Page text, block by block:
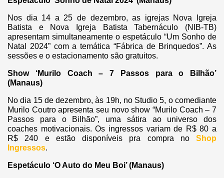
Nos dia 14 a 25 de dezembro, as igrejas Nova Igreja
Batista e Nova Igreja Batista Tabernáculo (NIB-TB)
apresentam simultaneamente o espetáculo “Um Sonho de
Natal 2024” com a temática “Fábrica de Brinquedos”. As
sessões e o estacionamento são gratuitos.
Show ‘Murilo Coach – 7 Passos para o Bilhão’
(Manaus)
No dia 15 de dezembro, às 19h, no Studio 5, o comediante
Murilo Coutro apresenta seu novo show “Murilo Coach – 7
Passos para o Bilhão”, uma sátira ao universo dos
coaches motivacionais. Os ingressos variam de R$ 80 a
R$ 240 e estão disponíveis pra compra no Shop
Ingressos.
Espetáculo ‘O Auto do Meu Boi’ (Manaus)